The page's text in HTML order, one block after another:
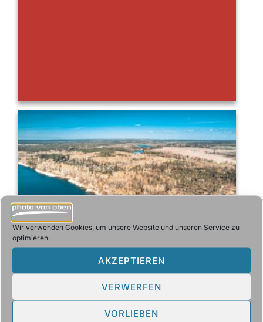
Wir verwenden Cookies, um unsere Website und unseren Service zu
optimieren.
AKZEPTIEREN
VERWERFEN
VORLIEBEN